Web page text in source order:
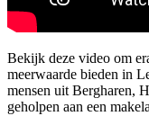
Bekijk deze video om
meerwaarde bieden in
mensen uit Bergharen,
geholpen aan een